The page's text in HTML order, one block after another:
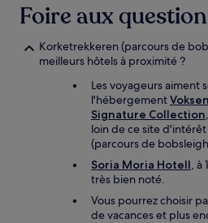
Foire aux
Korketrekkeren (parcours de
meilleurs hôtels à proximité ?
Les voyageurs aiment
l'hébergement
Signature Collection
loin de ce site
(parcours de
Soria Moria Hotell, à
très bien noté.
Vous pourrez choisir
de vacances et plus